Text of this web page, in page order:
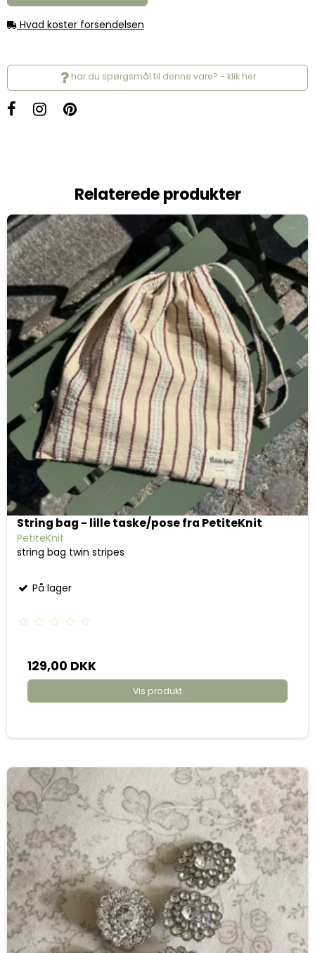
Hvad koster forsendelsen
har du spørgsmål til denne vare? - klik her
Relaterede produkter
String bag - lille taske/pose fra PetiteKnit
PetiteKnit
string bag twin stripes
På lager
129,00 DKK
Vis produkt